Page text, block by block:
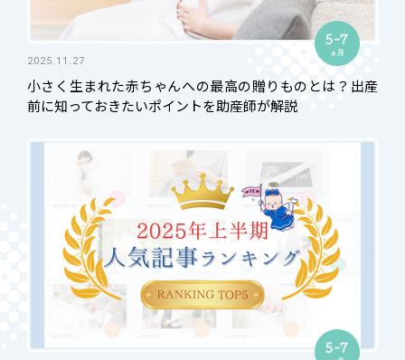
2025.11.27
小さく生まれた赤ちゃんへの最高の贈りものとは？出産
前に知っておきたいポイントを助産師が解説